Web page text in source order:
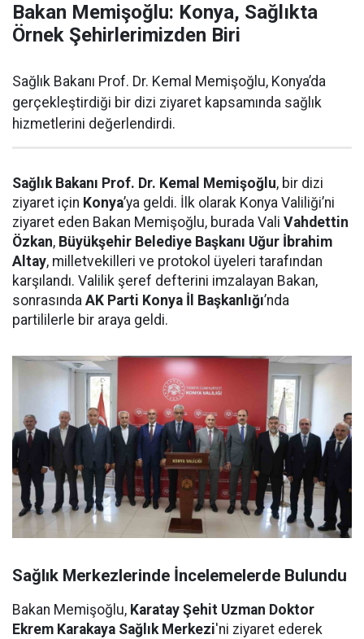
Bakan Memişoğlu: Konya, Sağlıkta
Örnek Şehirlerimizden Biri
Sağlık Bakanı Prof. Dr. Kemal Memişoğlu, Konya’da
gerçekleştirdiği bir dizi ziyaret kapsamında sağlık
hizmetlerini değerlendirdi.
Sağlık Bakanı Prof. Dr. Kemal Memişoğlu, bir dizi
ziyaret için Konya’ya geldi. İlk olarak Konya Valiliği’ni
ziyaret eden Bakan Memişoğlu, burada Vali Vahdettin
Özkan, Büyükşehir Belediye Başkanı Uğur İbrahim
Altay, milletvekilleri ve protokol üyeleri tarafından
karşılandı. Valilik şeref defterini imzalayan Bakan,
sonrasında AK Parti Konya İl Başkanlığı’nda
partililerle bir araya geldi.
Sağlık Merkezlerinde İncelemelerde Bulundu
Bakan Memişoğlu, Karatay Şehit Uzman Doktor
Ekrem Karakaya Sağlık Merkezi'ni ziyaret ederek